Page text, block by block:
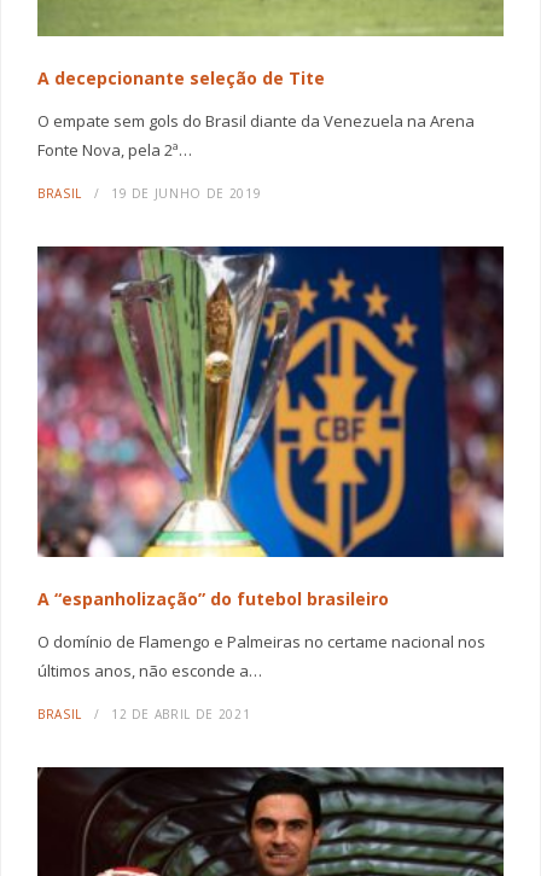
A decepcionante seleção de Tite
O empate sem gols do Brasil diante da Venezuela na Arena
Fonte Nova, pela 2ª…
BRASIL 19 DE JUNHO DE 2019
A “espanholização” do futebol brasileiro
O domínio de Flamengo e Palmeiras no certame nacional nos
últimos anos, não esconde a…
BRASIL 12 DE ABRIL DE 2021